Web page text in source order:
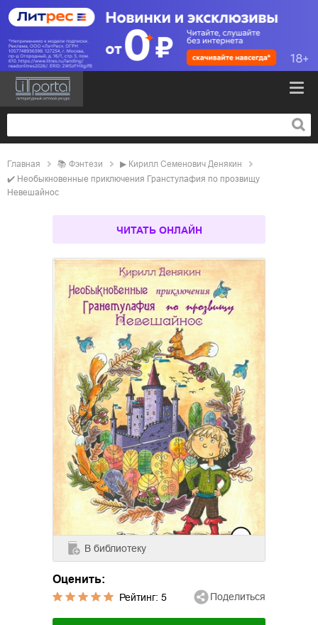
Главная 📚 фэнтези ▶ Кирилл Семенович Денякин
✔️ Необыкновенные приключения Гранстулафия по прозвищу
Невешайнос
ЧИТАТЬ ОНЛАЙН
В библиотеку
Оценить:
Рейтинг: 5 Поделиться